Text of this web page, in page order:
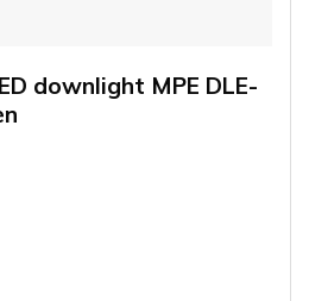
downlight MPE DLE-